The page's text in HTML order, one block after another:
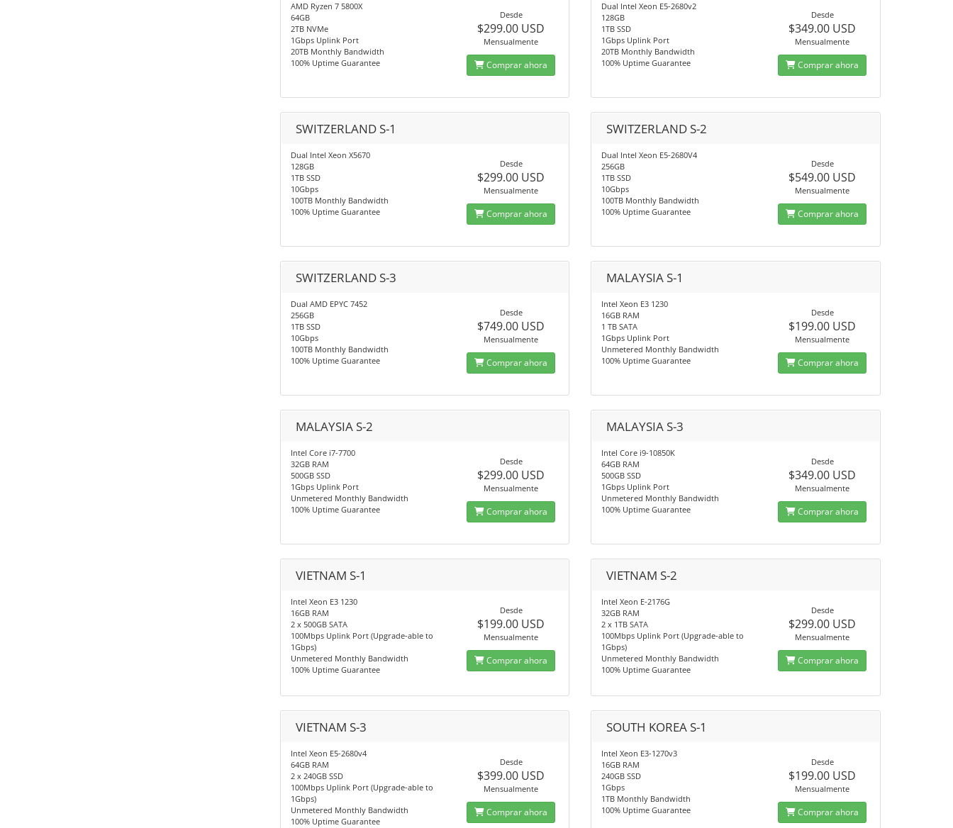
AMD Ryzen 7 5800X
64GB
2TB NVMe
1Gbps Uplink Port
20TB Monthly Bandwidth
100% Uptime Guarantee
Desde
$299.00 USD
Mensualmente
Comprar ahora
Dual Intel Xeon E5-2680v2
128GB
1TB SSD
1Gbps Uplink Port
20TB Monthly Bandwidth
100% Uptime Guarantee
Desde
$349.00 USD
Mensualmente
Comprar ahora
SWITZERLAND S-1
Dual Intel Xeon X5670
128GB
1TB SSD
10Gbps
100TB Monthly Bandwidth
100% Uptime Guarantee
Desde
$299.00 USD
Mensualmente
Comprar ahora
SWITZERLAND S-2
Dual Intel Xeon E5-2680V4
256GB
1TB SSD
10Gbps
100TB Monthly Bandwidth
100% Uptime Guarantee
Desde
$549.00 USD
Mensualmente
Comprar ahora
SWITZERLAND S-3
Dual AMD EPYC 7452
256GB
1TB SSD
10Gbps
100TB Monthly Bandwidth
100% Uptime Guarantee
Desde
$749.00 USD
Mensualmente
Comprar ahora
MALAYSIA S-1
Intel Xeon E3 1230
16GB RAM
1 TB SATA
1Gbps Uplink Port
Unmetered Monthly Bandwidth
100% Uptime Guarantee
Desde
$199.00 USD
Mensualmente
Comprar ahora
MALAYSIA S-2
Intel Core i7-7700
32GB RAM
500GB SSD
1Gbps Uplink Port
Unmetered Monthly Bandwidth
100% Uptime Guarantee
Desde
$299.00 USD
Mensualmente
Comprar ahora
MALAYSIA S-3
Intel Core i9-10850K
64GB RAM
500GB SSD
1Gbps Uplink Port
Unmetered Monthly Bandwidth
100% Uptime Guarantee
Desde
$349.00 USD
Mensualmente
Comprar ahora
VIETNAM S-1
Intel Xeon E3 1230
16GB RAM
2 x 500GB SATA
100Mbps Uplink Port (Upgrade-able to
1Gbps)
Unmetered Monthly Bandwidth
100% Uptime Guarantee
Desde
$199.00 USD
Mensualmente
Comprar ahora
VIETNAM S-2
Intel Xeon E-2176G
32GB RAM
2 x 1TB SATA
100Mbps Uplink Port (Upgrade-able to
1Gbps)
Unmetered Monthly Bandwidth
100% Uptime Guarantee
Desde
$299.00 USD
Mensualmente
Comprar ahora
VIETNAM S-3
Intel Xeon E5-2680v4
64GB RAM
2 x 240GB SSD
100Mbps Uplink Port (Upgrade-able to
1Gbps)
Unmetered Monthly Bandwidth
100% Uptime Guarantee
Desde
$399.00 USD
Mensualmente
Comprar ahora
SOUTH KOREA S-1
Intel Xeon E3-1270v3
16GB RAM
240GB SSD
1Gbps
1TB Monthly Bandwidth
100% Uptime Guarantee
Desde
$199.00 USD
Mensualmente
Comprar ahora